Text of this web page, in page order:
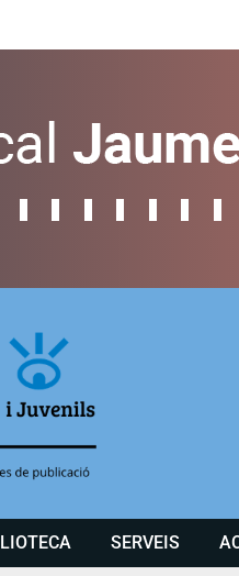
SERVEIS